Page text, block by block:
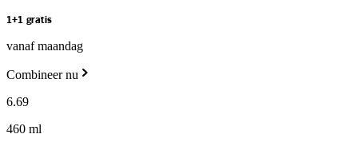
1+1 gratis
vanaf maandag
Combineer nu
6.69
460 ml